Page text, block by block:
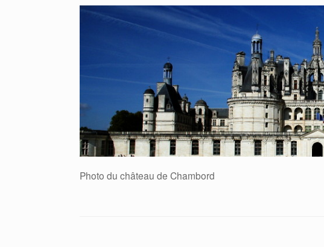
Photo du château de Chambord